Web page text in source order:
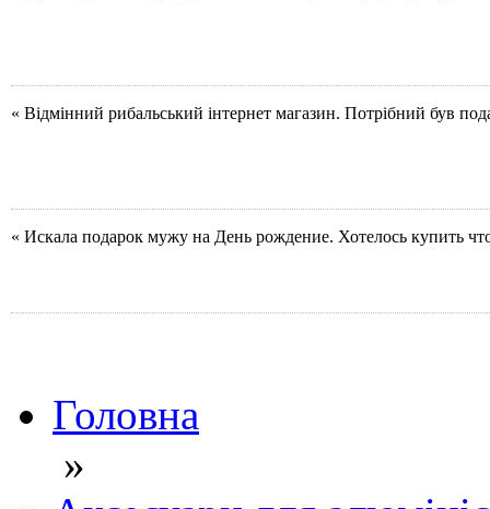
« Відмінний рибальський інтернет магазин. Потрібний був
« Искала подарок мужу на День рождение. Хотелось купить
Головна
»